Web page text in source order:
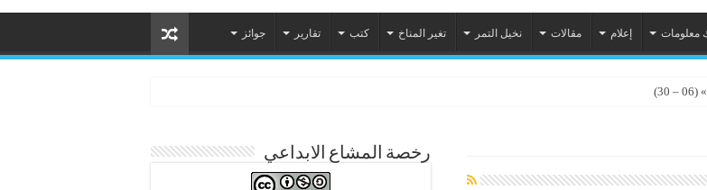
معلومات إعلام مقالات نخيل التمر تغير المناخ كتب تقارير جوائز
رخصة المشاع الابداعي